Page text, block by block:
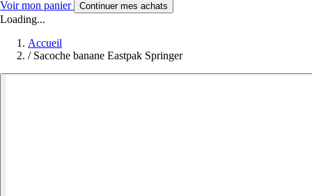
Voir mon panier Continuer mes achats
Loading...
Accueil
/ Sacoche banane Eastpak Springer